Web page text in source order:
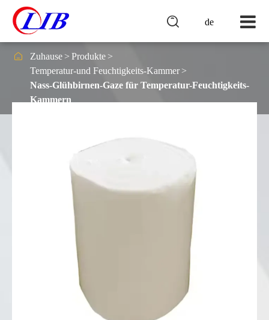
de

 Zuhause
Produkte
Temperatur-und Feuchtigkeits-Kammer
Nass-Glühbirnen-Gaze für Temperatur-Feuchtigkeits-
Kammern